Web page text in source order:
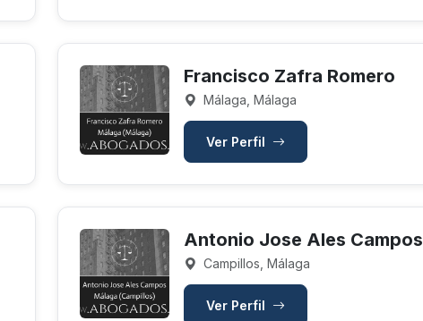
Francisco Zafra Romero
Málaga, Málaga
Ver Perfil
Antonio Jose Ales Campos
Campillos, Málaga
Ver Perfil